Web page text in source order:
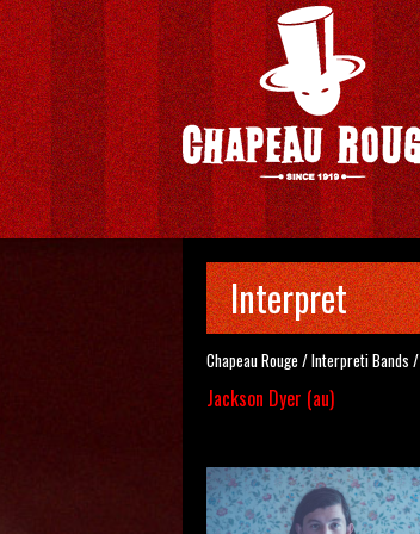
Interpret
Chapeau Rouge /InterpretiBands /
Jackson Dyer (au)